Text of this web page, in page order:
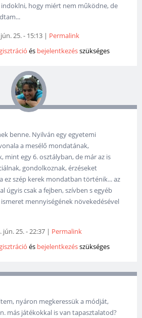
hogy miért nem működne, de
25. - 15:13 | Permalink
és bejelentkezésszükséges
benne. Nyilván egy egyetemi
a mesélő mondatának,
mint egy 6. osztályban, de már az is
gondolkoznak, érzéseket
ez szép kerek mondatban történik... az
úgyis csak a fejben, szívben s egyéb
mennyiségének növekedésével
jún. 25. - 22:37 | Permalink
és bejelentkezésszükséges
nyáron megkeressük a módját,
más játékokkal is van tapasztalatod?